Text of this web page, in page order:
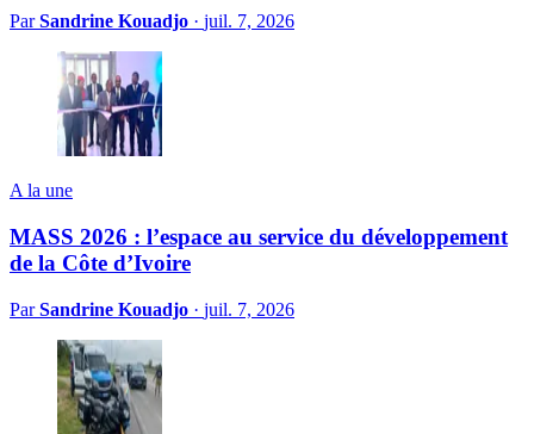
ParSandrine Kouadjo · juil. 7, 2026
A la une
MASS 2026 : l’espace au service du développement
de la Côte d’Ivoire
ParSandrine Kouadjo · juil. 7, 2026